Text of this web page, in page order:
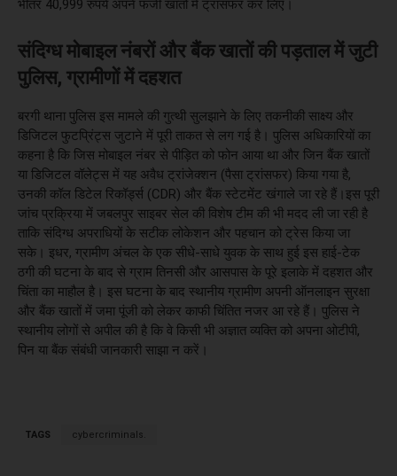
भीतर 40,999 रुपये अपने फर्जी खातों में ट्रांसफर कर लिए।
संदिग्ध मोबाइल नंबरों और बैंक खातों की पड़ताल में जुटी
पुलिस, ग्रामीणों में दहशत
बरगी थाना पुलिस इस मामले की गुत्थी सुलझाने के लिए तकनीकी साक्ष्य और
डिजिटल फुटप्रिंट्स जुटाने में पूरी ताकत से लग गई है। पुलिस अधिकारियों का
कहना है कि जिस मोबाइल नंबर से पीड़ित को फोन आया था और जिन बैंक खातों
या डिजिटल वॉलेट्स में यह अवैध ट्रांजेक्शन (पैसा ट्रांसफर) किया गया है,
उनकी कॉल डिटेल रिकॉर्ड्स (CDR) और बैंक स्टेटमेंट खंगाले जा रहे हैं।इस पूरी
जांच प्रक्रिया में जबलपुर साइबर सेल की विशेष टीम की भी मदद ली जा रही है
ताकि संदिग्ध अपराधियों के सटीक लोकेशन और पहचान को ट्रेस किया जा
सके। इधर, ग्रामीण अंचल के एक सीधे-साधे युवक के साथ हुई इस हाई-टेक
ठगी की घटना के बाद से ग्राम तिनसी और आसपास के पूरे इलाके में दहशत और
चिंता का माहौल है। इस घटना के बाद स्थानीय ग्रामीण अपनी ऑनलाइन सुरक्षा
और बैंक खातों में जमा पूंजी को लेकर काफी चिंतित नजर आ रहे हैं। पुलिस ने
स्थानीय लोगों से अपील की है कि वे किसी भी अज्ञात व्यक्ति को अपना ओटीपी,
पिन या बैंक संबंधी जानकारी साझा न करें।
TAGS cybercriminals.